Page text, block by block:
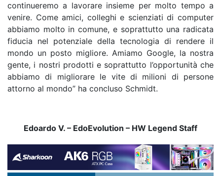
continueremo a lavorare insieme per molto tempo a
venire. Come amici, colleghi e scienziati di computer
abbiamo molto in comune, e soprattutto una radicata
fiducia nel potenziale della tecnologia di rendere il
mondo un posto migliore. Amiamo Google, la nostra
gente, i nostri prodotti e soprattutto l’opportunità che
abbiamo di migliorare le vite di milioni di persone
attorno al mondo” ha concluso Schmidt.
Edoardo V. – EdoEvolution – HW Legend Staff